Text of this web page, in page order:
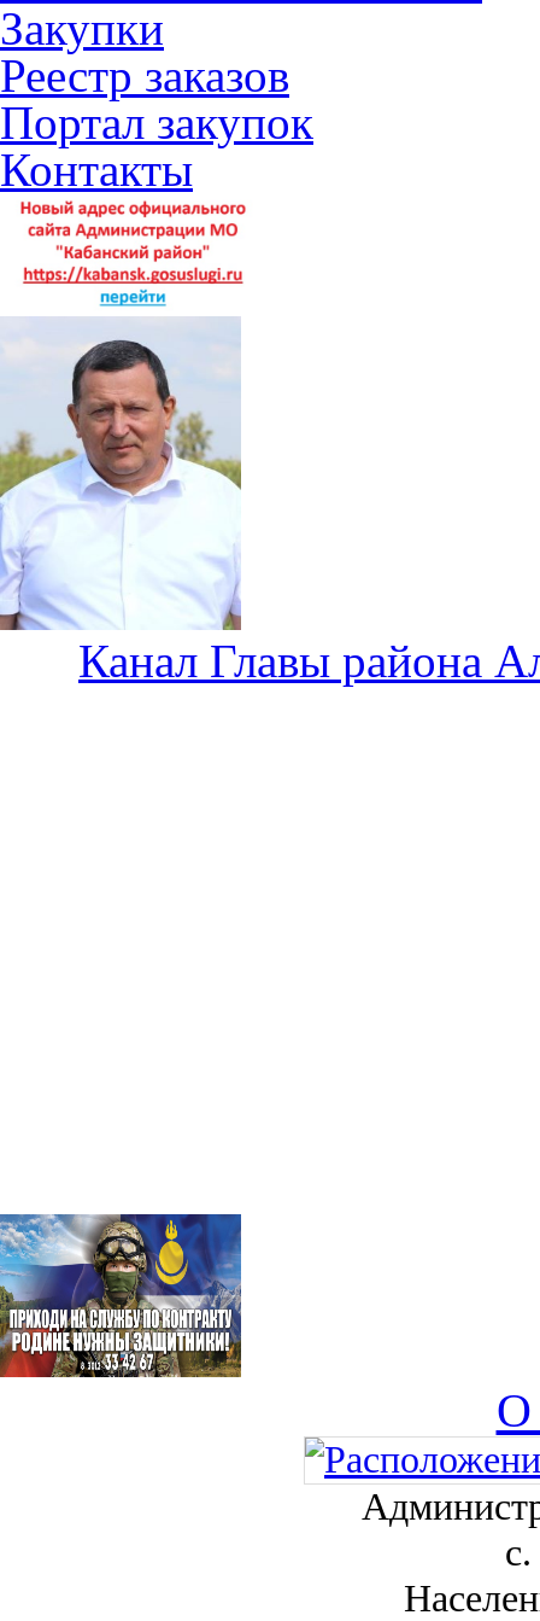
Закупки
Реестр заказов
Портал закупок
Контакты
Канал Главы района
О